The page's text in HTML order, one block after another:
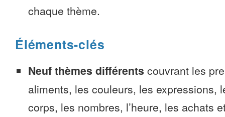
chaque thème.
Éléments-clés
Neuf thèmes différents couvrant les
aliments, les couleurs, les expressions,
corps, les nombres, l’heure, les achats